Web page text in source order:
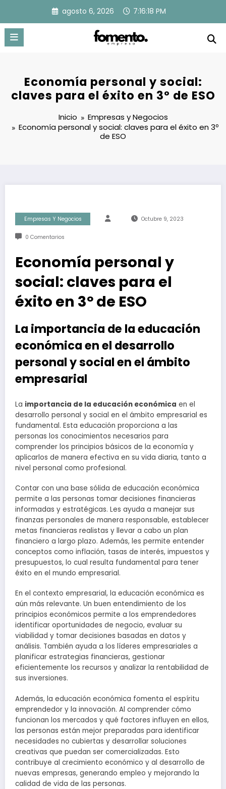
contenido
agosto 6, 2026 7:16:18 PM
Economía personal y social:
claves para el éxito en 3º de ESO
Inicio
Empresas y Negocios
Economía personal y social: claves para el éxito en 3º
de ESO
Empresas Y Negocios Octubre 9, 2023
0 Comentarios
Economía personal y
social: claves para el
éxito en 3º de ESO
La importancia de la educación
económica en el desarrollo
personal y social en el ámbito
empresarial
La importancia de la educación económica en el
desarrollo personal y social en el ámbito empresarial es
fundamental. Esta educación proporciona a las
personas los conocimientos necesarios para
comprender los principios básicos de la economía y
aplicarlos de manera efectiva en su vida diaria, tanto a
nivel personal como profesional.
Contar con una base sólida de educación económica
permite a las personas tomar decisiones financieras
informadas y estratégicas. Les ayuda a manejar sus
finanzas personales de manera responsable, establecer
metas financieras realistas y llevar a cabo un plan
financiero a largo plazo. Además, les permite entender
conceptos como inflación, tasas de interés, impuestos y
presupuestos, lo cual resulta fundamental para tener
éxito en el mundo empresarial.
En el contexto empresarial, la educación económica es
aún más relevante. Un buen entendimiento de los
principios económicos permite a los emprendedores
identificar oportunidades de negocio, evaluar su
viabilidad y tomar decisiones basadas en datos y
análisis. También ayuda a los líderes empresariales a
planificar estrategias financieras, gestionar
eficientemente los recursos y analizar la rentabilidad de
sus inversiones.
Además, la educación económica fomenta el espíritu
emprendedor y la innovación. Al comprender cómo
funcionan los mercados y qué factores influyen en ellos,
las personas están mejor preparadas para identificar
necesidades no cubiertas y desarrollar soluciones
creativas que puedan ser comercializadas. Esto
contribuye al crecimiento económico y al desarrollo de
nuevas empresas, generando empleo y mejorando la
calidad de vida de las personas.